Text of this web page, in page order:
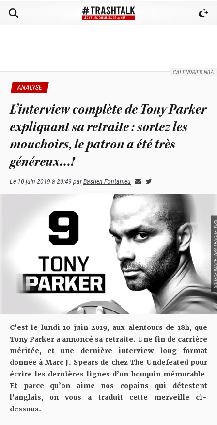
CALENDRIER NBA
ANALYSE
L’interview complète de Tony Parker
expliquant sa retraite : sortez les
mouchoirs, le patron a été très
généreux…!
Le 10 juin 2019 à 20:49parBastien Fontanieu
SOURCE
C’est le lundi 10 juin 2019, aux alentours de 18h, que
Tony Parker a annoncé sa retraite. Une fin de carrière
méritée, et une dernière interview long format
donnée à Marc J. Spears de chezThe Undefeatedpour
écrire les dernières lignes d’un bouquin mémorable.
Et parce qu’on aime nos copains qui détestent
l’anglais, on vous a traduit cette merveille ci-
dessous.